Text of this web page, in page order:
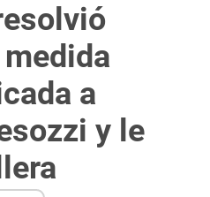
a
y le